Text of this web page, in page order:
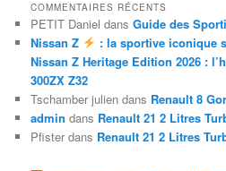
COMMENTAIRES RÉCENTS
PETIT Daniel dansGuide des
Nissan Z
: la sportive iconique
Nissan Z Heritage Edition 2026 :
300ZX Z32
Tschamber julien dans Renault 8
admin dans Renault 21 2 Litres
Pfister dans Renault 21 2 Litres